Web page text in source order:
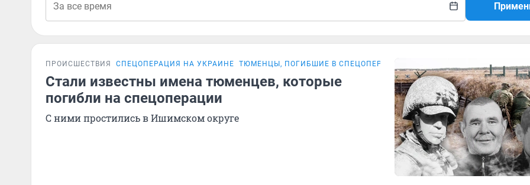
ПРОИСШЕСТВИЯ СПЕЦОПЕРАЦИЯ НА УКРАИНЕ ТЮМЕНЦЫ, ПОГИБШИЕ В СПЕЦОПЕРАЦИИ
Стали известны имена тюменцев, которые
погибли на спецоперации
С ними простились в Ишимском округе